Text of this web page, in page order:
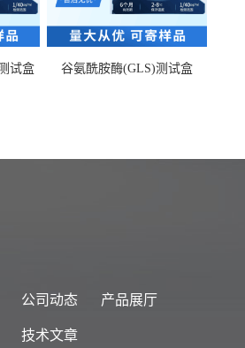
试盒 谷氨酰胺酶(GLS)测试盒
公司动态 产品展厅
技术文章